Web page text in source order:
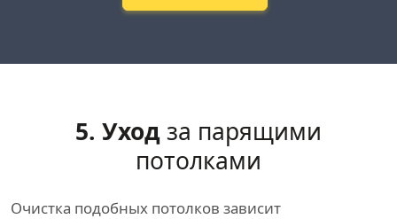
5. Уходза парящими
потолками
Очистка подобных потолков зависит